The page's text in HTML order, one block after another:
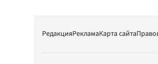
РедакцияРекламаКарта сайта